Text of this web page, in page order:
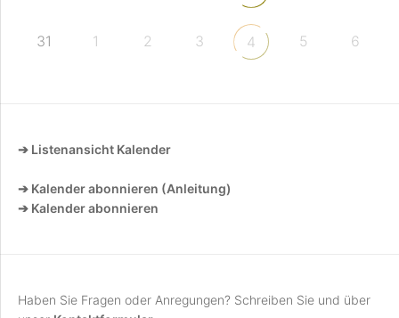
31 1 2 3 4 5 6
➔ Listenansicht Kalender
➔ Kalender abonnieren (Anleitung)
➔ Kalender abonnieren
Haben Sie Fragen oder Anregungen? Schreiben Sie und über